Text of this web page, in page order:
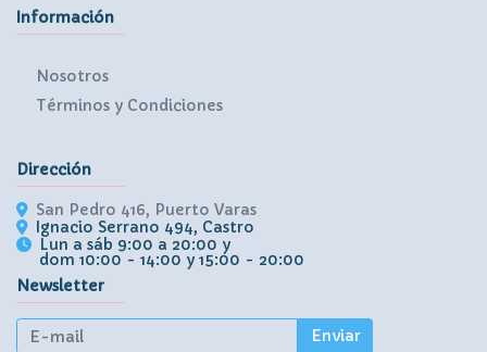
Información
Nosotros
Términos y Condiciones
Dirección
San Pedro 416, Puerto Varas
Ignacio Serrano 494, Castro
Lun a sáb 9:00 a 20:00 y
dom 10:00 - 14:00 y 15:00 - 20:00
Newsletter
Enviar